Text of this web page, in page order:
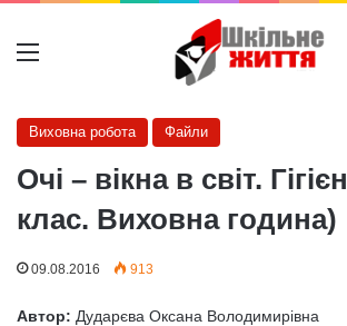
Меню
Виховна робота Файли
Очі – вікна в світ.
клас. Виховна година)
09.08.2016 913
Автор: Дударєва Оксана Володимирівна